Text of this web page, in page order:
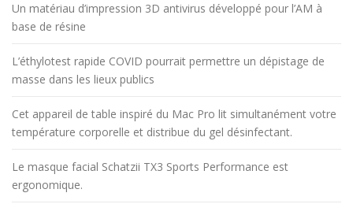
Un matériau d’impression 3D antivirus développé pour l’AM à
base de résine
L’éthylotest rapide COVID pourrait permettre un dépistage de
masse dans les lieux publics
Cet appareil de table inspiré du Mac Pro lit simultanément votre
température corporelle et distribue du gel désinfectant.
Le masque facial Schatzii TX3 Sports Performance est
ergonomique.